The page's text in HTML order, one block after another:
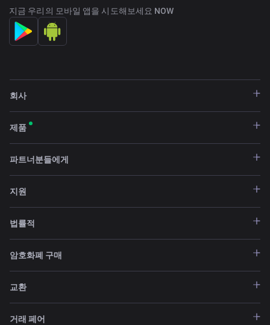
ChangeNOW
사용하려는 통화(예: BTC, ETH 또는 법정 화폐)를
를 빠르게 받습니다.
지금 우리의 모바일 앱을 시도해보세요 NOW
회사
제품
파트너분들에게
지원
법률적
암호화폐 구매
교환
거래 페어